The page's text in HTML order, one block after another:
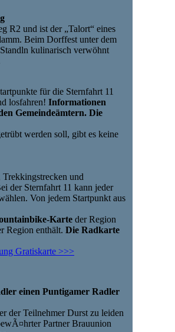
R2 und ist der „Talort“ eines
Beim Dorffest unter dem
kulinarisch verwöhnt
für die Sternfahrt 11
losfahren! Informationen
Gemeindeämtern. Die
werden soll, gibt es keine
und
der Sternfahrt 11 kann jeder
Von jedem Startpunkt aus
Karte der Region
Region enthält. Die Radkarte
Gratiskarte >>>
einen Puntigamer Radler
der Teilnehmer Durst zu leiden
Partner Brauunion